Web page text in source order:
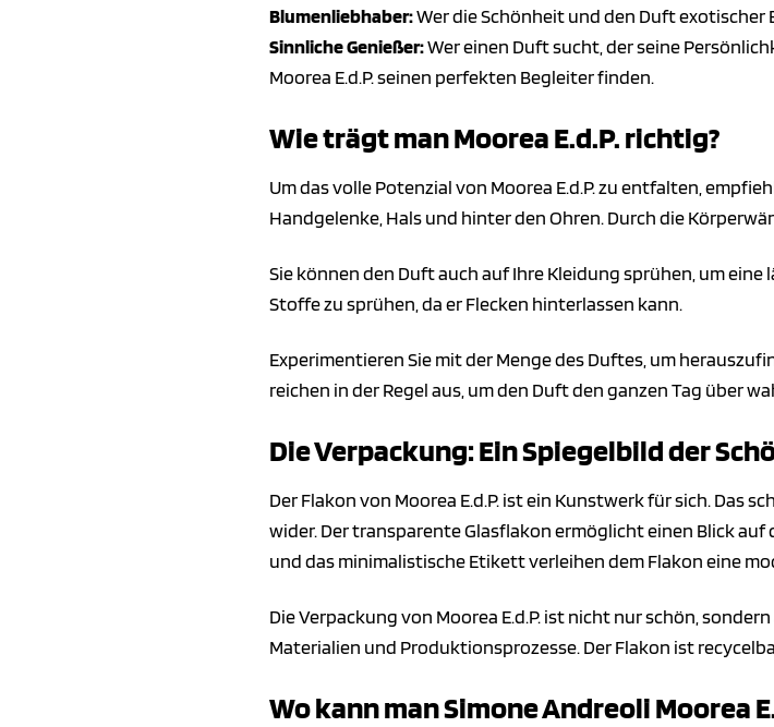
Blumenliebhaber:Wer die Schönheit und den Duft exotischer
Sinnliche Genießer:Wer einen Duft sucht, der seine
Moorea E.d.P. seinen perfekten Begleiter finden.
Wie trägt man Moorea E.d.P. richtig?
Um das volle Potenzial von Moorea E.d.P. zu entfalten,
Handgelenke, Hals und hinter den Ohren. Durch die
Sie können den Duft auch auf Ihre Kleidung sprühen, um eine
Stoffe zu sprühen, da er Flecken hinterlassen kann.
Experimentieren Sie mit der Menge des Duftes, um
reichen in der Regel aus, um den Duft den ganzen Tag über
Die Verpackung: Ein Spiegelbild der
Der Flakon von Moorea E.d.P. ist ein Kunstwerk für sich. Das
wider. Der transparente Glasflakon ermöglicht einen Blick auf
und das minimalistische Etikett verleihen dem Flakon eine
Die Verpackung von Moorea E.d.P. ist nicht nur schön,
Materialien und Produktionsprozesse. Der Flakon ist
Wo kann man Simone Andreoli Moorea